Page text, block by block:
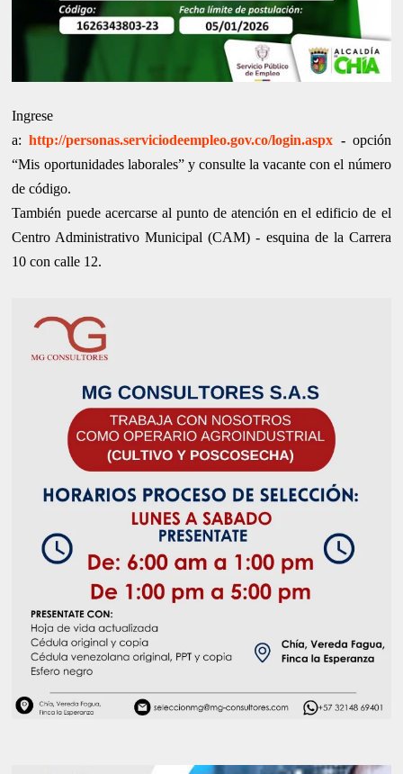
Ingrese
a:http://personas.serviciodeempleo.gov.co/login.aspx -opción
“Mis oportunidades laborales” y consulte la vacante con el número
de código.
También puede acercarse al punto de atención en el edificio de el
Centro Administrativo Municipal (CAM) - esquina de la Carrera
10 con calle 12.